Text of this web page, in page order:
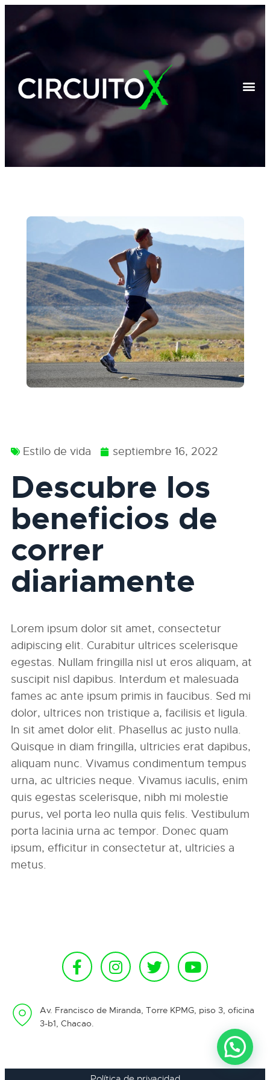
Estilo de vida septiembre 16, 2022
Descubre los
beneficios de
correr
diariamente
Lorem ipsum dolor sit amet, consectetur
adipiscing elit. Curabitur ultrices scelerisque
egestas. Nullam fringilla nisl ut eros aliquam, at
suscipit nisl dapibus. Interdum et malesuada
fames ac ante ipsum primis in faucibus. Sed mi
dolor, ultrices non tristique a, facilisis et ligula.
In sit amet dolor elit. Phasellus ac justo nulla.
Quisque in diam fringilla, ultricies erat dapibus,
aliquam nunc. Vivamus condimentum tempus
urna, ac ultricies neque. Vivamus iaculis, enim
quis egestas scelerisque, nibh mi molestie
purus, vel porta leo nulla quis felis. Vestibulum
porta lacinia urna ac tempor. Donec quam
ipsum, efficitur in consectetur at, ultricies a
metus.
Av. Francisco de Miranda, Torre KPMG, piso 3, oficina
3-b1, Chacao.